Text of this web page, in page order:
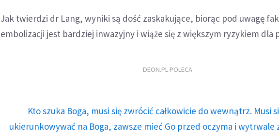
Jak twierdzi dr Lang, wyniki są dość zaskakujące, biorąc pod uwagę
embolizacji jest bardziej inwazyjny i wiąże się z większym ryzykiem dla
DEON.PL POLECA
Kto szuka Boga, musi się zwrócić całkowicie do wewnątrz. Musi
ukierunkowywać na Boga, zawsze mieć Go przed oczyma i wytrwale